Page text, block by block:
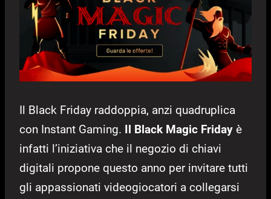
Il Black Friday raddoppia, anzi quadruplica
con Instant Gaming. Il Black Magic Friday è
infatti l’iniziativa che il negozio di chiavi
digitali propone questo anno per invitare tutti
gli appassionati videogiocatori a collegarsi